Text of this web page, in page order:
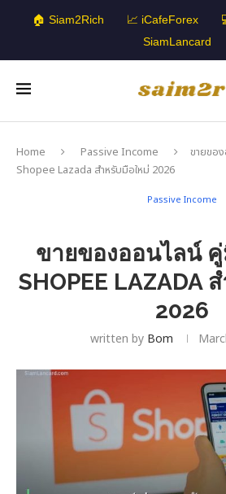
🏠 Siam2Rich 📈 iCafeForex
SiamLancard
Home Passive Income
ขายขอ
Shopee Lazada สำหรับมือใหม่ 2026
Passive Income
ขายของออนไลน์
SHOPEE LAZADA
2026
written by Bom